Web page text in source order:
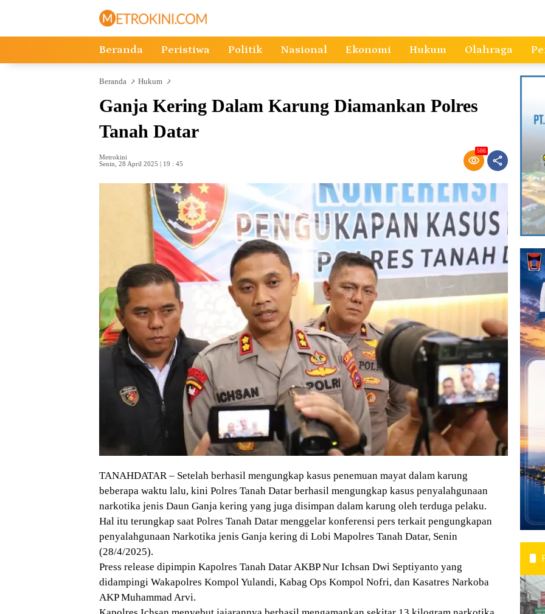
Beranda Peristiwa Politik Nasional Ekonomi Hukum Olahraga
Beranda Hukum
Ganja Kering Dalam Karung Diamankan Polres
Tanah Datar
Metrokini
Senin, 28 April 2025 | 19 : 45
506
TANAHDATAR – Setelah berhasil mengungkap kasus penemuan mayat dalam karung
beberapa waktu lalu, kini Polres Tanah Datar berhasil mengungkap kasus penyalahgunaan
narkotika jenis Daun Ganja kering yang juga disimpan dalam karung oleh terduga pelaku.
Hal itu terungkap saat Polres Tanah Datar menggelar konferensi pers terkait pengungkapan
penyalahgunaan Narkotika jenis Ganja kering di Lobi Mapolres Tanah Datar, Senin
(28/4/2025).
Press release dipimpin Kapolres Tanah Datar AKBP Nur Ichsan Dwi Septiyanto yang
didampingi Wakapolres Kompol Yulandi, Kabag Ops Kompol Nofri, dan Kasatres Narkoba
AKP Muhammad Arvi.